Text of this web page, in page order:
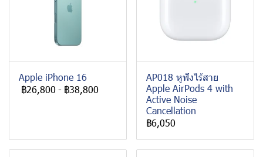
Apple iPhone 16
฿26,800 - ฿38,800
AP018 หูฟังไร้สาย
Apple AirPods 4 with
Active Noise
Cancellation
฿6,050